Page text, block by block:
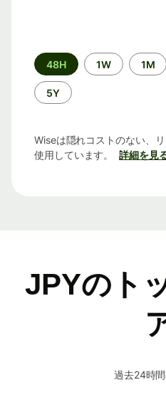
期
間
48H 1W 1M
5Y
Wiseは隠れコストのない、
使用しています。
詳細を見
JPYのト
過去24時